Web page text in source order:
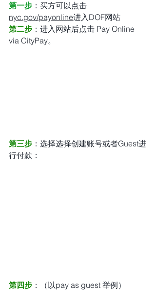
第一步 ：买方可以点击
nyc.gov/payonline进入DOF网站
第二步 ：进入网站后点击 Pay Online
via CityPay。
第三步 ：选择选择创建账号或者Guest进
行付款：
第四步 ：（以pay as guest 举例）